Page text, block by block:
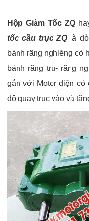
Hộp Giảm Tốc ZQ
tốc cầu trục ZQlà
bánh răng nghiêng có
bánh răng trụ- răng
gắn với Motor điện có
độ quay trục vào và